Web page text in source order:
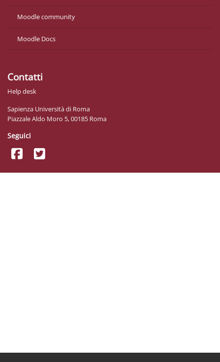
Moodle community
Moodle Docs
Contatti
Help desk
Sapienza Università di Roma
Piazzale Aldo Moro 5, 00185 Roma
Seguici